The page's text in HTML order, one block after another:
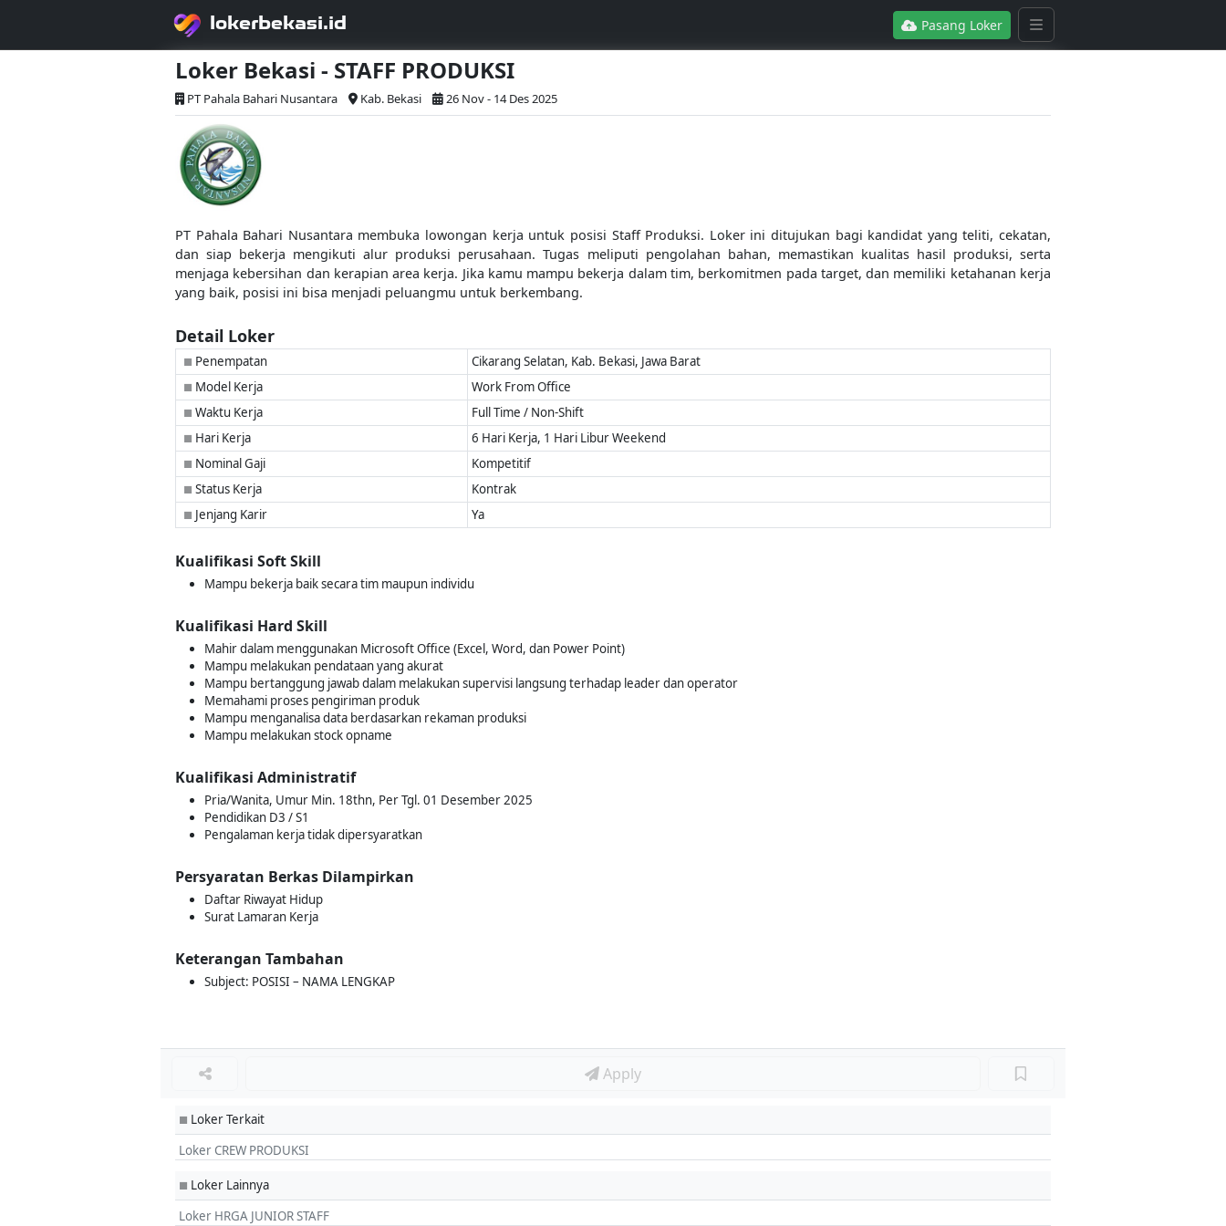
lokerbekasi.id Pasang Loker
Loker Bekasi - STAFF PRODUKSI
PT Pahala Bahari Nusantara Kab. Bekasi 26 Nov - 14 Des 2025
PT Pahala Bahari Nusantara membuka lowongan kerja untuk posisi Staff Produksi. Loker ini ditujukan bagi kandidat yang teliti, cekatan,
dan siap bekerja mengikuti alur produksi perusahaan. Tugas meliputi pengolahan bahan, memastikan kualitas hasil produksi, serta
menjaga kebersihan dan kerapian area kerja. Jika kamu mampu bekerja dalam tim, berkomitmen pada target, dan memiliki ketahanan kerja
yang baik, posisi ini bisa menjadi peluangmu untuk berkembang.
Detail Loker
■ Penempatan Cikarang Selatan, Kab. Bekasi, Jawa Barat
■ Model Kerja Work From Office
■ Waktu Kerja Full Time / Non-Shift
■ Hari Kerja 6 Hari Kerja, 1 Hari Libur Weekend
■ Nominal Gaji Kompetitif
■ Status Kerja Kontrak
■ Jenjang Karir Ya
Kualifikasi Soft Skill
Mampu bekerja baik secara tim maupun individu
Kualifikasi Hard Skill
Mahir dalam menggunakan Microsoft Office (Excel, Word, dan Power Point)
Mampu melakukan pendataan yang akurat
Mampu bertanggung jawab dalam melakukan supervisi langsung terhadap leader dan operator
Memahami proses pengiriman produk
Mampu menganalisa data berdasarkan rekaman produksi
Mampu melakukan stock opname
Kualifikasi Administratif
Pria/Wanita, Umur Min. 18thn, Per Tgl. 01 Desember 2025
Pendidikan D3 / S1
Pengalaman kerja tidak dipersyaratkan
Persyaratan Berkas Dilampirkan
Daftar Riwayat Hidup
Surat Lamaran Kerja
Keterangan Tambahan
Subject: POSISI – NAMA LENGKAP
Apply
■ Loker Terkait
Loker CREW PRODUKSI
■ Loker Lainnya
Loker HRGA JUNIOR STAFF